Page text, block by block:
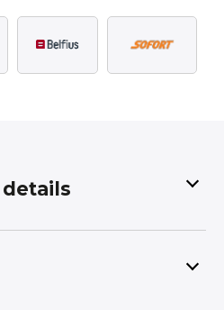
Vleermuis
geweldige plek om